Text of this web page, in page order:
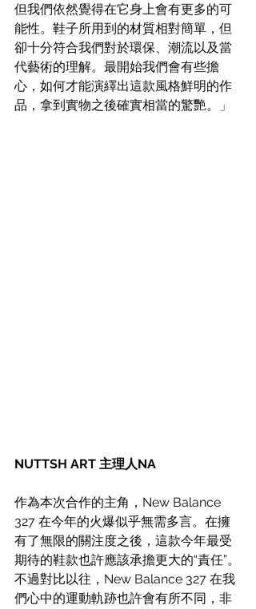
但我們依然覺得在它身上會有更多的可
能性。鞋子所用到的材質相對簡單，但
卻十分符合我們對於環保、潮流以及當
代藝術的理解。最開始我們會有些擔
心，如何才能演繹出這款風格鮮明的作
品，拿到實物之後確實相當的驚艷。
」
NUTTSH ART 主理人NA
作為本次合作的主角，New Balance
327 在今年的火爆似乎無需多言。在擁
有了無限的關注度之後，這款今年最受
期待的鞋款也許應該承擔更大的“責任”。
不過對比以往，New Balance 327 在我
們心中的運動軌跡也許會有所不同，非